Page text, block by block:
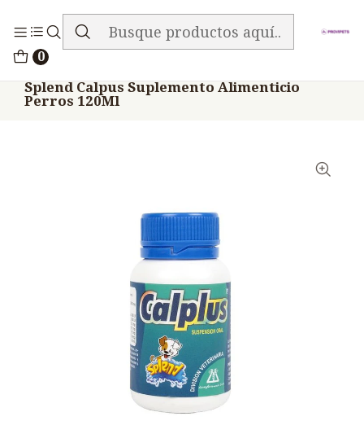
0
ENVIO GRATIS EN TODA LA TIENDA
Splend Calpus Suplemento Alimenticio
Perros 120Ml